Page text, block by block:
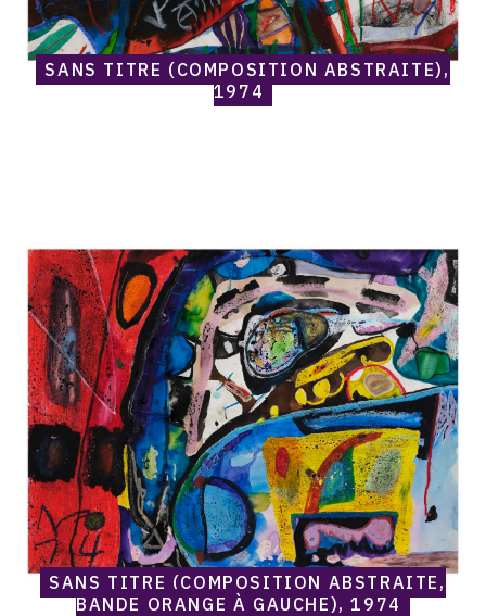
SANS TITRE (COMPOSITION ABSTRAITE),
1974
Norris
Embry,
Sans
titre
(Composition
abstraite,
bande
orange
à
gauche),
1974
SANS TITRE (COMPOSITION ABSTRAITE,
BANDE ORANGE À GAUCHE), 1974